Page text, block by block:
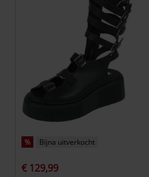
% Bijna uitverkocht
€ 129,99